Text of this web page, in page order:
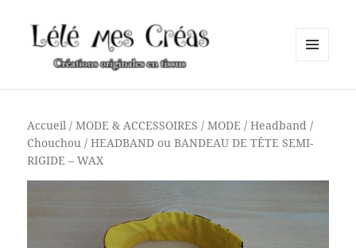
Accueil /MODE & ACCESSOIRES /MODE /Headband /
Chouchou / HEADBAND ou BANDEAU DE TÊTE SEMI-
RIGIDE – WAX